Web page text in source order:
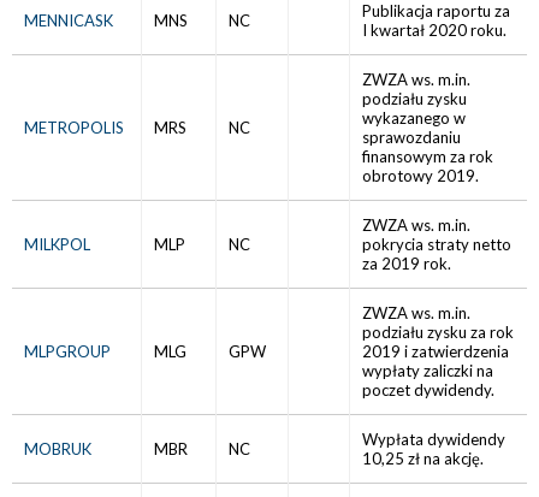
MENNICASK MNS NC
Publikacja raportu za
I kwartał 2020 roku.
METROPOLIS MRS NC
ZWZA ws. m.in.
podziału zysku
wykazanego w
sprawozdaniu
finansowym za rok
obrotowy 2019.
MILKPOL MLP NC
ZWZA ws. m.in.
pokrycia straty netto
za 2019 rok.
MLPGROUP MLG GPW
ZWZA ws. m.in.
podziału zysku za rok
2019 i zatwierdzenia
wypłaty zaliczki na
poczet dywidendy.
MOBRUK MBR NC
Wypłata dywidendy
10,25 zł na akcję.